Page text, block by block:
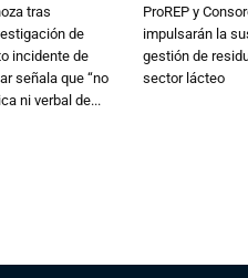
tras
de
incidente de
señala que “no
ni verbal de...
ProREP y
impulsarán la
gestión de
sector lácteo